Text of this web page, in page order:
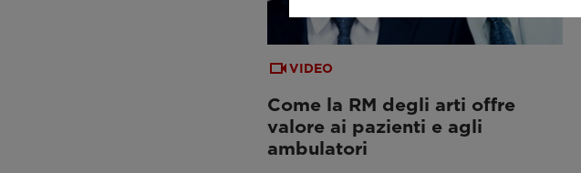
VIDEO
Come la RM degli arti offre
valore ai pazienti e agli
ambulatori